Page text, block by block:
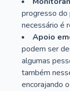
progresso do
necessário é
Apoio
podem ser
algumas
também
encorajando